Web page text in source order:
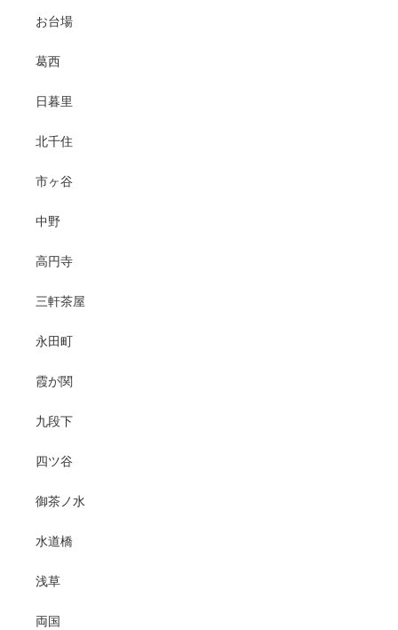
お台場
葛西
日暮里
北千住
市ヶ谷
中野
高円寺
三軒茶屋
永田町
霞が関
九段下
四ツ谷
御茶ノ水
水道橋
浅草
両国